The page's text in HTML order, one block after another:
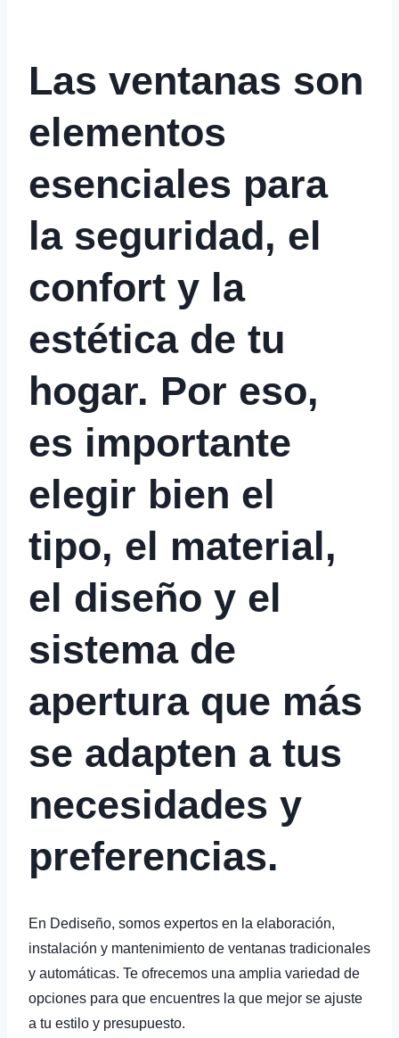
Las ventanas son
elementos
esenciales para
la seguridad, el
confort y la
estética de tu
hogar. Por eso,
es importante
elegir bien el
tipo, el material,
el diseño y el
sistema de
apertura que más
se adapten a tus
necesidades y
preferencias.
En Dediseño, somos expertos en la elaboración,
instalación y mantenimiento de ventanas tradicionales
y automáticas. Te ofrecemos una amplia variedad de
opciones para que encuentres la que mejor se ajuste
a tu estilo y presupuesto.